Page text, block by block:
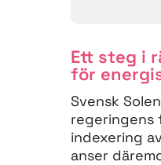
Ett steg i
för
Svensk
regeringens
indexering
anser